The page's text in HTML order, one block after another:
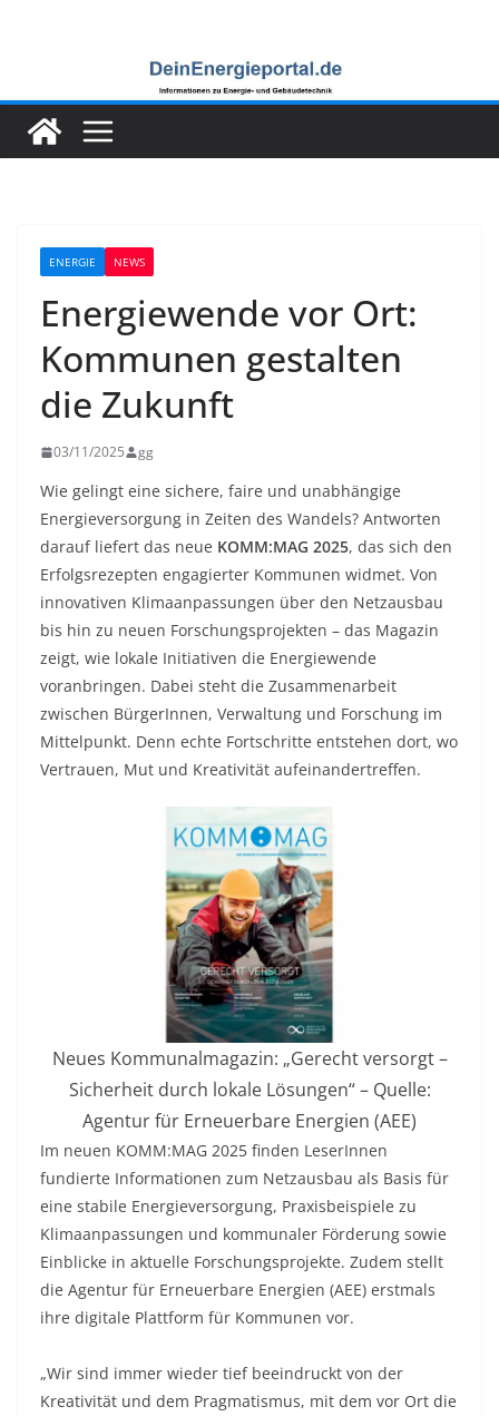
ENERGIE NEWS
Energiewende vor Ort:
Kommunen gestalten
die Zukunft
03/11/2025 gg
Wie gelingt eine sichere, faire und unabhängige
Energieversorgung in Zeiten des Wandels? Antworten
darauf liefert das neue KOMM:MAG 2025, das sich den
Erfolgsrezepten engagierter Kommunen widmet. Von
innovativen Klimaanpassungen über den Netzausbau
bis hin zu neuen Forschungsprojekten – das Magazin
zeigt, wie lokale Initiativen die Energiewende
voranbringen. Dabei steht die Zusammenarbeit
zwischen BürgerInnen, Verwaltung und Forschung im
Mittelpunkt. Denn echte Fortschritte entstehen dort, wo
Vertrauen, Mut und Kreativität aufeinandertreffen.
Neues Kommunalmagazin: „Gerecht versorgt –
Sicherheit durch lokale Lösungen“ – Quelle:
Agentur für Erneuerbare Energien (AEE)
Im neuen KOMM:MAG 2025 finden LeserInnen
fundierte Informationen zum Netzausbau als Basis für
eine stabile Energieversorgung, Praxisbeispiele zu
Klimaanpassungen und kommunaler Förderung sowie
Einblicke in aktuelle Forschungsprojekte. Zudem stellt
die Agentur für Erneuerbare Energien (AEE) erstmals
ihre digitale Plattform für Kommunen vor.
„Wir sind immer wieder tief beeindruckt von der
Kreativität und dem Pragmatismus, mit dem vor Ort die